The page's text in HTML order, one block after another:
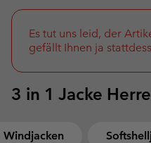
NAV
SKIP
TO
SEARCH
Es tut uns leid, der
gefällt Ihnen ja
3 in 1 Jacke
Windjacken